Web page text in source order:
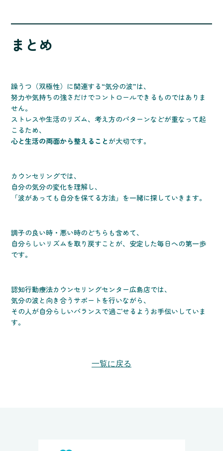
まとめ
躁うつ（双極性）に関連する“気分の波”は、
努力や気持ちの強さだけでコントロールできるものではありま
せん。
ストレスや生活のリズム、考え方のパターンなどが重なって起
こるため、
心と生活の両面から整えることが大切です。
カウンセリングでは、
自分の気分の変化を理解し、
「波があっても自分を保てる方法」を一緒に探していきます。
調子の良い時・悪い時のどちらも含めて、
自分らしいリズムを取り戻すことが、安定した毎日への第一歩
です。
認知行動療法カウンセリングセンター広島店では、
気分の波と向き合うサポートを行いながら、
その人が自分らしいバランスで過ごせるようお手伝いしていま
す。
一覧に戻る